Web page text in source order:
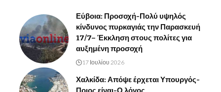
Εύβοια: Προσοχή-Πολύ υψηλός
κίνδυνος πυρκαγιάς την Παρασκευή
17/7– Έκκληση στους πολίτες για
αυξημένη προσοχή
17 Ιουλίου 2026
Χαλκίδα: Απόψε έρχεται Υπουργός-